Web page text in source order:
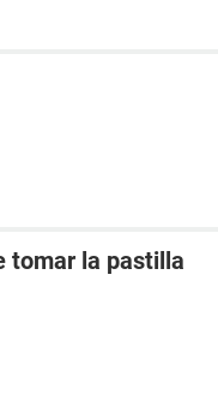
tomar la pastilla